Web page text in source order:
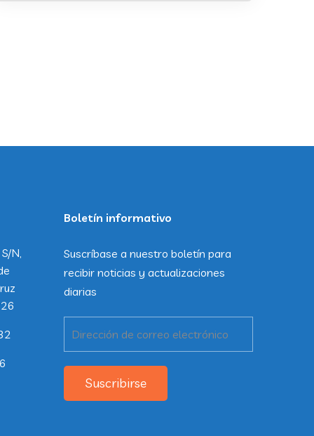
N,
Boletín informativo
Suscríbase a nuestro boletín para
recibir noticias y actualizaciones
diarias
Suscribirse